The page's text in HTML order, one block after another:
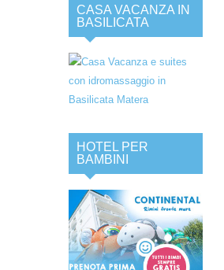
CASA VACANZA IN
BASILICATA
HOTEL PER
BAMBINI